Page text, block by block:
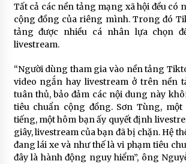
Tất cả các nền tảng mạng xã hội đều có
cộng đồng của riêng mình. Trong đó
tảng được nhiều cá nhân lựa chọn
livestream.
“Người dùng tham gia vào nền tảng
video ngắn hay livestream ở trên nền
tuân thủ, bảo đảm các nội dung này
tiêu chuẩn cộng đồng. Sơn Tùng,
tiếng, một hôm bạn ấy quyết định
giây, livestream của bạn đã bị chặn. Hệ
đang lái xe và như thế là vi phạm tiêu
đây là hành động nguy hiểm”, ông